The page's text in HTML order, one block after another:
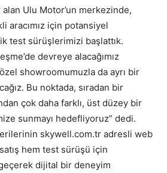
Ulu Motor’un merkezinde,
aracımız için potansiyel
test sürüşlerimizi başlattık.
devreye alacağımız
showroomumuzla da ayrı bir
Bu noktada, sıradan bir
çok daha farklı, üst düzey bir
sunmayı hedefliyoruz” dedi.
skywell.com.tr adresli web
hem test sürüşü için
dijital bir deneyim